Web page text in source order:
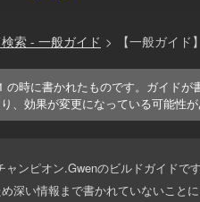
索 - 一般ガイド > 【一般ガイ
の時に書かれたものです。ガイドが
、効果が変更になっている可能性が
ンピオン.Gwenのビルドガイドで
深い情報まで書かれていないこと